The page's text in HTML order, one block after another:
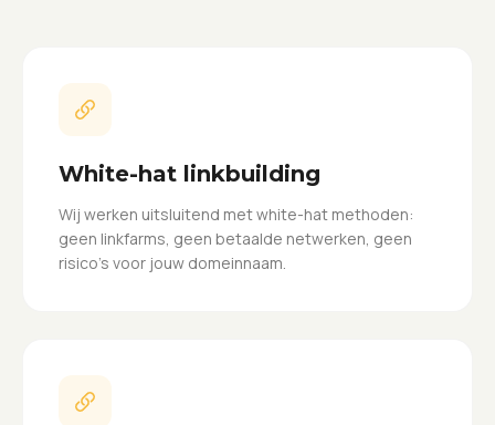
White-hat linkbuilding
Wij werken uitsluitend met white-hat methoden:
geen linkfarms, geen betaalde netwerken, geen
risico's voor jouw domeinnaam.